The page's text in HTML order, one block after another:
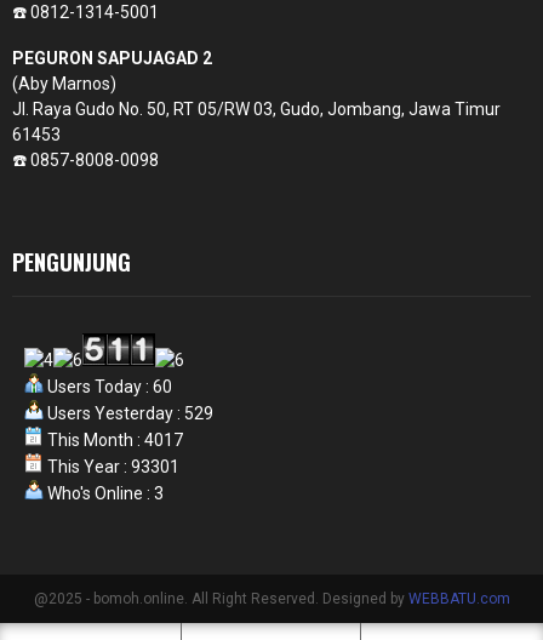
☎️ 0812-1314-5001
PEGURON SAPUJAGAD 2
(Aby Marnos)
Jl. Raya Gudo No. 50, RT 05/RW 03, Gudo, Jombang, Jawa Timur
61453
☎️ 0857-8008-0098
PENGUNJUNG
Users Today : 60
Users Yesterday : 529
This Month : 4017
This Year : 93301
Who's Online : 3
@2025 - bomoh.online. All Right Reserved. Designed by WEBBATU.com